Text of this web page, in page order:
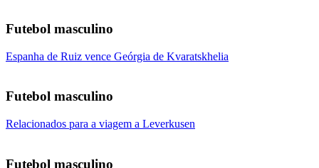
Futebol masculino
Espanha de Ruiz vence Geórgia de Kvaratskhelia
Futebol masculino
Relacionados para a viagem a Leverkusen
Futebol masculino